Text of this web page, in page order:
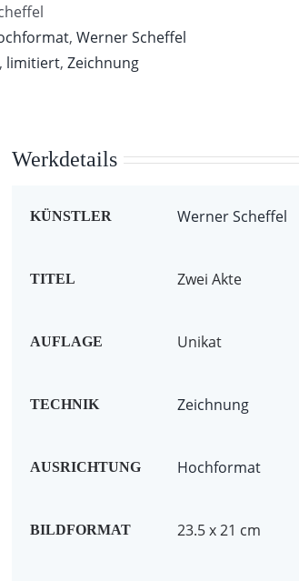
,Werner Scheffel
, limitiert,Zeichnung
Werkdetails
KÜNSTLER Werner Scheffel
TITEL Zwei Akte
AUFLAGE Unikat
TECHNIK Zeichnung
AUSRICHTUNG Hochformat
BILDFORMAT 23.5 x 21 cm